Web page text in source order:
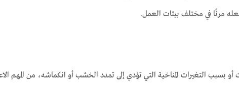
مرنًا في مختلف بيئات العمل.
بسبب التغيرات المناخية التي تؤدي إلى تمدد الخشب أو انكماشه، من المهم